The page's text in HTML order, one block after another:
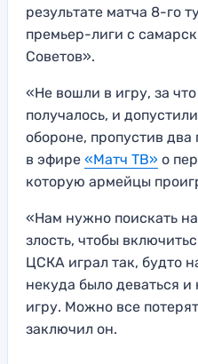
результате матча 8-го
премьер-лиги с
Советов».
«Не вошли в игру, за
получалось, и
обороне, пропустив
в эфире «Матч ТВ» о
которую армейцы
«Нам нужно поискать
злость, чтобы
ЦСКА играл так, будто
некуда было деваться
игру. Можно все
заключил он.